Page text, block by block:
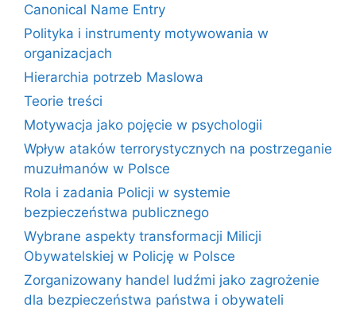
Canonical Name Entry
Polityka i instrumenty motywowania w
organizacjach
Hierarchia potrzeb Maslowa
Teorie treści
Motywacja jako pojęcie w psychologii
Wpływ ataków terrorystycznych na postrzeganie
muzułmanów w Polsce
Rola i zadania Policji w systemie
bezpieczeństwa publicznego
Wybrane aspekty transformacji Milicji
Obywatelskiej w Policję w Polsce
Zorganizowany handel ludźmi jako zagrożenie
dla bezpieczeństwa państwa i obywateli